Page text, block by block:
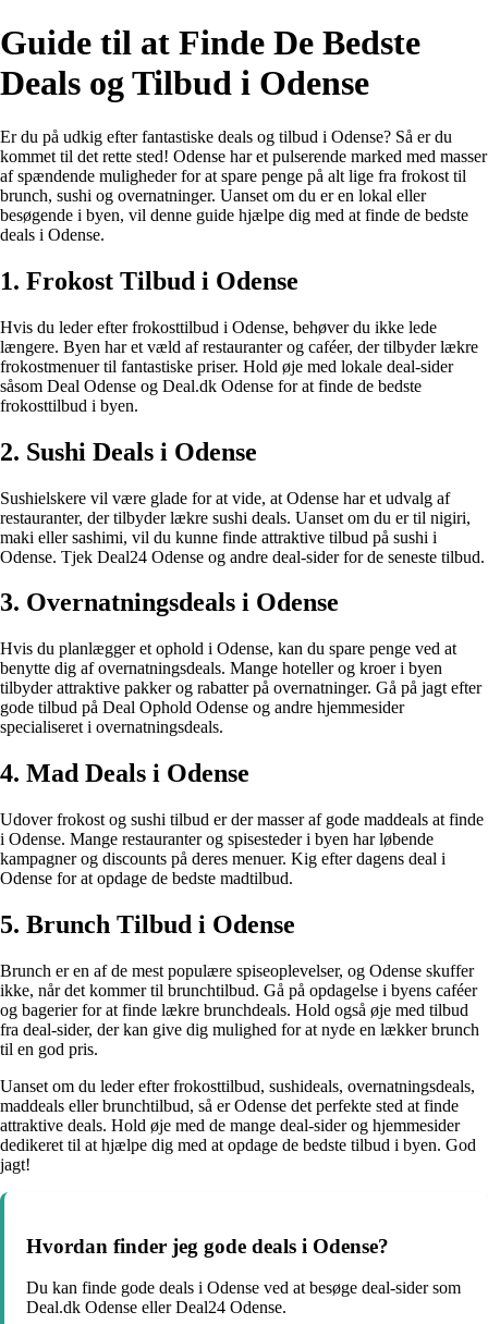
Guide til at Finde De Bedste
Deals og Tilbud i Odense
Er du på udkig efter fantastiske deals og tilbud i Odense? Så er du
kommet til det rette sted! Odense har et pulserende marked med masser
af spændende muligheder for at spare penge på alt lige fra frokost til
brunch, sushi og overnatninger. Uanset om du er en lokal eller
besøgende i byen, vil denne guide hjælpe dig med at finde de bedste
deals i Odense.
1. Frokost Tilbud i Odense
Hvis du leder efter frokosttilbud i Odense, behøver du ikke lede
længere. Byen har et væld af restauranter og caféer, der tilbyder lækre
frokostmenuer til fantastiske priser. Hold øje med lokale deal-sider
såsom Deal Odense og Deal.dk Odense for at finde de bedste
frokosttilbud i byen.
2. Sushi Deals i Odense
Sushielskere vil være glade for at vide, at Odense har et udvalg af
restauranter, der tilbyder lækre sushi deals. Uanset om du er til nigiri,
maki eller sashimi, vil du kunne finde attraktive tilbud på sushi i
Odense. Tjek Deal24 Odense og andre deal-sider for de seneste tilbud.
3. Overnatningsdeals i Odense
Hvis du planlægger et ophold i Odense, kan du spare penge ved at
benytte dig af overnatningsdeals. Mange hoteller og kroer i byen
tilbyder attraktive pakker og rabatter på overnatninger. Gå på jagt efter
gode tilbud på Deal Ophold Odense og andre hjemmesider
specialiseret i overnatningsdeals.
4. Mad Deals i Odense
Udover frokost og sushi tilbud er der masser af gode maddeals at finde
i Odense. Mange restauranter og spisesteder i byen har løbende
kampagner og discounts på deres menuer. Kig efter dagens deal i
Odense for at opdage de bedste madtilbud.
5. Brunch Tilbud i Odense
Brunch er en af de mest populære spiseoplevelser, og Odense skuffer
ikke, når det kommer til brunchtilbud. Gå på opdagelse i byens caféer
og bagerier for at finde lækre brunchdeals. Hold også øje med tilbud
fra deal-sider, der kan give dig mulighed for at nyde en lækker brunch
til en god pris.
Uanset om du leder efter frokosttilbud, sushideals, overnatningsdeals,
maddeals eller brunchtilbud, så er Odense det perfekte sted at finde
attraktive deals. Hold øje med de mange deal-sider og hjemmesider
dedikeret til at hjælpe dig med at opdage de bedste tilbud i byen. God
jagt!
Hvordan finder jeg gode deals i Odense?
Du kan finde gode deals i Odense ved at besøge deal-sider som
Deal.dk Odense eller Deal24 Odense.